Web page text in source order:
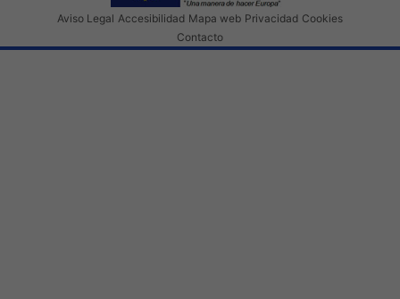
Aviso Legal Accesibilidad Mapa web Privacidad Cookies
Contacto